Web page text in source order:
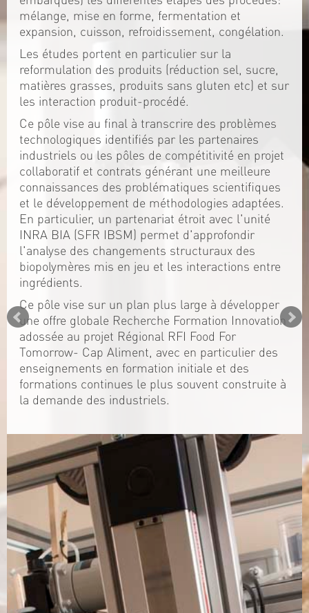
mélange, mise en forme, fermentation et
expansion, cuisson, refroidissement, congélation.
Les études portent en particulier sur la
reformulation des produits (réduction sel, sucre,
matières grasses, produits sans gluten etc) et sur
les interaction produit-procédé.
Ce pôle vise au final à transcrire des problèmes
technologiques identifiés par les partenaires
industriels ou les pôles de compétitivité en projet
collaboratif et contrats générant une meilleure
connaissances des problématiques scientifiques
et le développement de méthodologies adaptées.
En particulier, un partenariat étroit avec l'unité
INRA BIA (SFR IBSM) permet d'approfondir
l'analyse des changements structuraux des
biopolymères mis en jeu et les interactions entre
ingrédients.
Ce pôle vise sur un plan plus large à développer
une offre globale Recherche Formation Innovation
adossée au projet Régional RFI Food For
Tomorrow- Cap Aliment, avec en particulier des
enseignements en formation initiale et des
formations continues le plus souvent construite à
la demande des industriels.